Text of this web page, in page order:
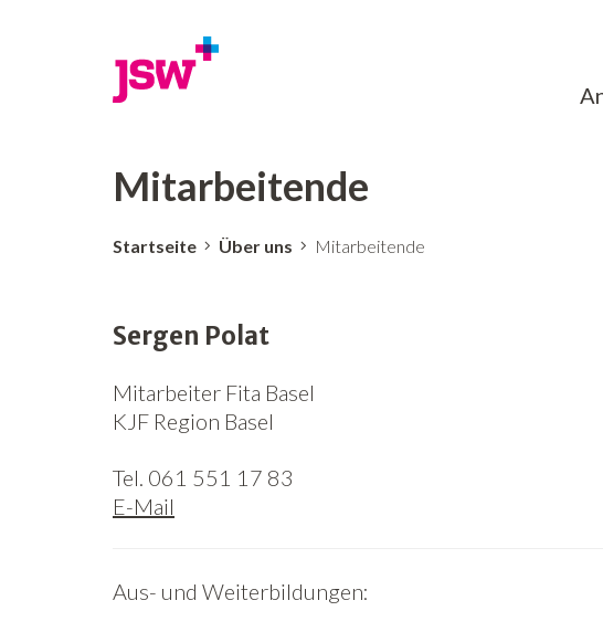
Mitarbeitende
Startseite Über uns Mitarbeitende
Sergen Polat
Mitarbeiter Fita Basel
KJF Region Basel
Tel. 061 551 17 83
E-Mail
Aus- und Weiterbildungen: